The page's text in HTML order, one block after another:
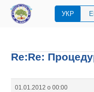
УКР
Re:Re:
01.01.2012 о 00:00